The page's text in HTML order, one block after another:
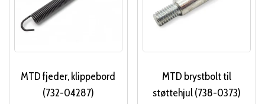
MTD fjeder, klippebord
(732-04287)
MTD brystbolt til
støttehjul (738-0373)